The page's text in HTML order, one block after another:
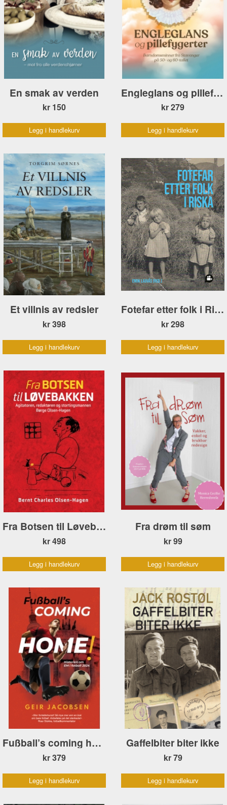
En smak av verden
kr 150
Legg i handlekurv
Engleglans og pillefygerter POCKET
kr 279
Legg i handlekurv
Et villnis av redsler
kr 398
Legg i handlekurv
Fotefar etter folk i Riska
kr 298
Legg i handlekurv
Fra Botsen til Løvebakken
kr 498
Legg i handlekurv
Fra drøm til søm
kr 99
Legg i handlekurv
Fußball’s coming home! Historien om EM i fotball 2024
kr 379
Legg i handlekurv
Gaffelbiter biter ikke
kr 79
Legg i handlekurv